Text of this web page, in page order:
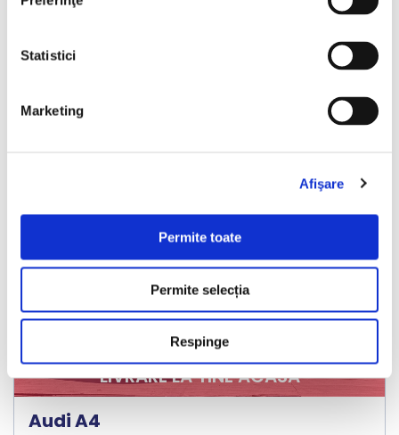
Statistici
Marketing
Afişare
Permite toate
Permite selecția
Respinge
❮ ❯
LIVRARE LA TINE ACASA
Audi A4